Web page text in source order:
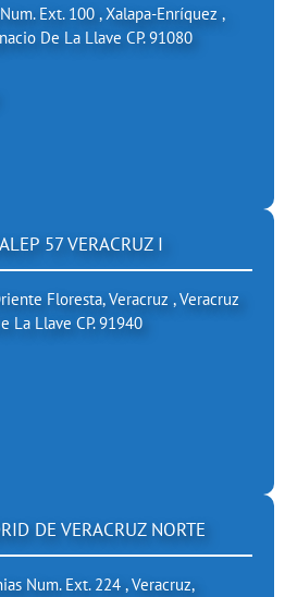
Ext. 100 , Xalapa-Enríquez ,
De La Llave CP. 91080
57 VERACRUZ I
Floresta, Veracruz , Veracruz
La Llave CP. 91940
DE VERACRUZ NORTE
Num. Ext. 224 , Veracruz,